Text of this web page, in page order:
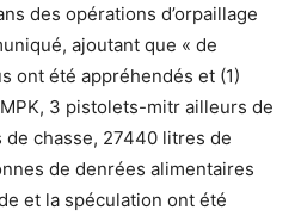
des opérations d’orpaillage
ajoutant que « de
ont été appréhendés et (1)
3 pistolets-mitr ailleurs de
chasse, 27440 litres de
de denrées alimentaires
et la spéculation ont été